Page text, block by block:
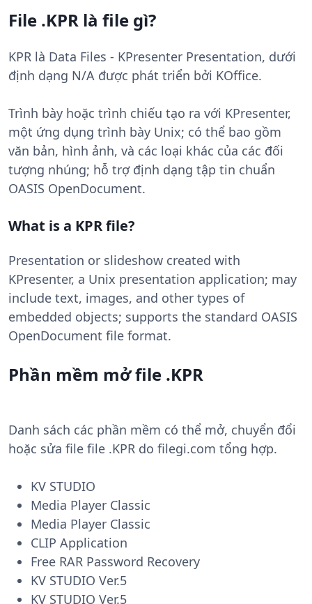
File .KPR là file gì?
KPR là Data Files - KPresenter Presentation, dưới
định dạng N/A được phát triển bởi KOffice.
Trình bày hoặc trình chiếu tạo ra với KPresenter,
một ứng dụng trình bày Unix; có thể bao gồm
văn bản, hình ảnh, và các loại khác của các đối
tượng nhúng; hỗ trợ định dạng tập tin chuẩn
OASIS OpenDocument.
What is a KPR file?
Presentation or slideshow created with
KPresenter, a Unix presentation application; may
include text, images, and other types of
embedded objects; supports the standard OASIS
OpenDocument file format.
Phần mềm mở file .KPR
Danh sách các phần mềm có thể mở, chuyển đổi
hoặc sửa file file .KPR do filegi.com tổng hợp.
KV STUDIO
Media Player Classic
Media Player Classic
CLIP Application
Free RAR Password Recovery
KV STUDIO Ver.5
KV STUDIO Ver.5